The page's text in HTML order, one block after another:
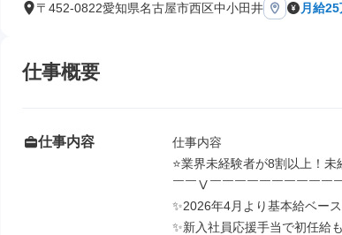
〒452-0822愛知県名古屋市西区中小田井 月給
仕事概要
仕事内容
仕事内容
⭐業界未経験者が8割以上！未
￣￣Ⅴ￣￣￣￣￣￣￣￣￣￣
✨2026年4月より基本給ベース
✨新入社員応援手当で初任給